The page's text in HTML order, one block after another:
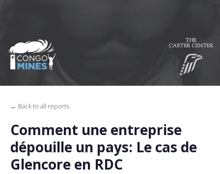
← Back to all reports
Comment une entreprise
dépouille un pays: Le cas de
Glencore en RDC